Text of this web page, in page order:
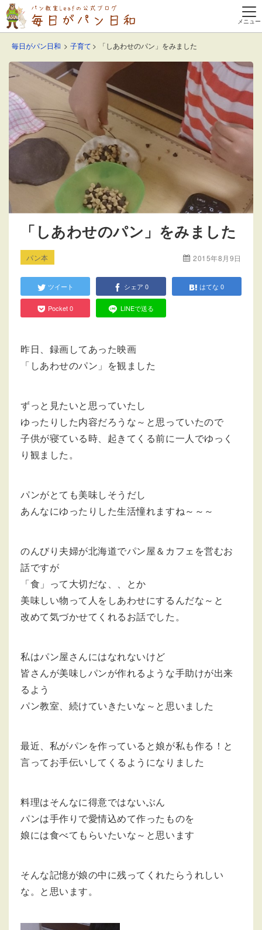
毎日がパン日和 子育て 「しあわせのパン」をみました
「しあわせのパン」をみました
パン本 2015年8月9日
ツイート シェア 0 はてな 0
Pocket0 LINEで送る
昨日、録画してあった映画
「しあわせのパン」を観ました
ずっと見たいと思っていたし
ゆったりした内容だろうな～と思っていたので
子供が寝ている時、起きてくる前に一人でゆっく
り観ました。
パンがとても美味しそうだし
あんなにゆったりした生活憧れますね～～～
のんびり夫婦が北海道でパン屋＆カフェを営むお
話ですが
「食」って大切だな、、とか
美味しい物って人をしあわせにするんだな～と
改めて気づかせてくれるお話でした。
私はパン屋さんにはなれないけど
皆さんが美味しパンが作れるような手助けが出来
るよう
パン教室、続けていきたいな～と思いました
最近、私がパンを作っていると娘が私も作る！と
言ってお手伝いしてくるようになりました
料理はそんなに得意ではないぶん
パンは手作りで愛情込めて作ったものを
娘には食べてもらいたいな～と思います
そんな記憶が娘の中に残ってくれたらうれしい
な。と思います。